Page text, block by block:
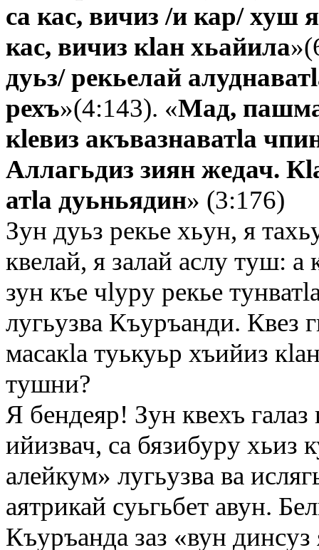
са кас, вичиз /и кар/ хуш
кас, вичиз кlан хьайила
дуьз/ рекьелай
рехъ»(4:143). «Мад,
кlевиз акъвазнаватlа
Аллагьдиз зиян жедач.
атlа дуьньядин» (3:176)
Зун дуьз рекье хьун, я
квелай, я залай аслу туш: а
зун къе чlуру рекье
лугьузва Къуръанди. Квез
масакlа туькуьр хъийиз
тушни?
Я бендеяр! Зун квехъ галаз
ийизвач, са бязибуру хьиз
алейкум» лугьузва ва
аятрикай суьгьбет авун.
Къуръанда заз «вун